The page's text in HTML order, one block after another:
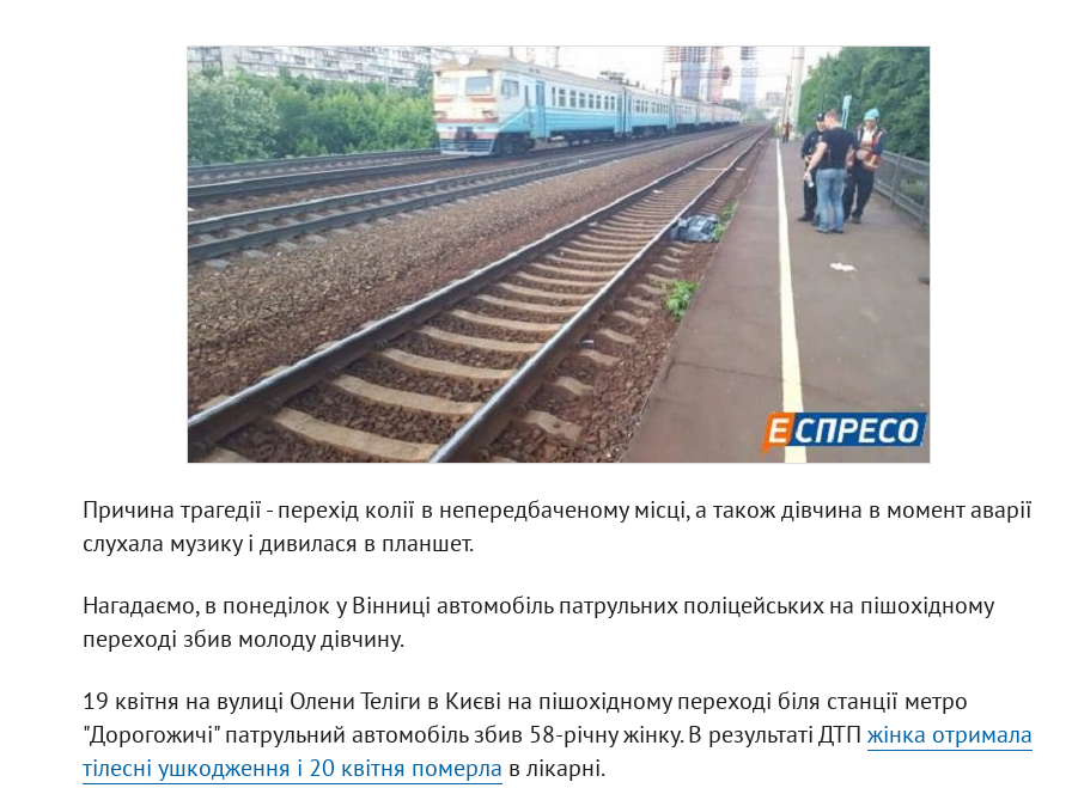
Причина трагедії - перехід колії в непередбаченому місці, а також дівчина в момент аварії
слухала музику і дивилася в планшет.
Нагадаємо, в понеділок у Вінниці автомобіль патрульних поліцейських на пішохідному
переході збив молоду дівчину.
19 квітня на вулиці Олени Теліги в Києві на пішохідному переході біля станції метро
"Дорогожичі" патрульний автомобіль збив 58-річну жінку. В результаті ДТП жінка отримала
тілесні ушкодження і 20 квітня померла в лікарні.